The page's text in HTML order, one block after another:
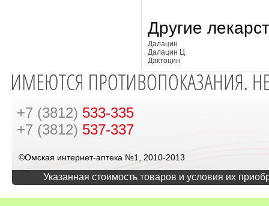
Другие
Далацин
Далацин Ц
Дактоцин
+7 (3812) 533-335
+7 (3812) 537-337
©Омская интернет-аптека №1, 2010-2013
Указанная стоимость товаров и условия их